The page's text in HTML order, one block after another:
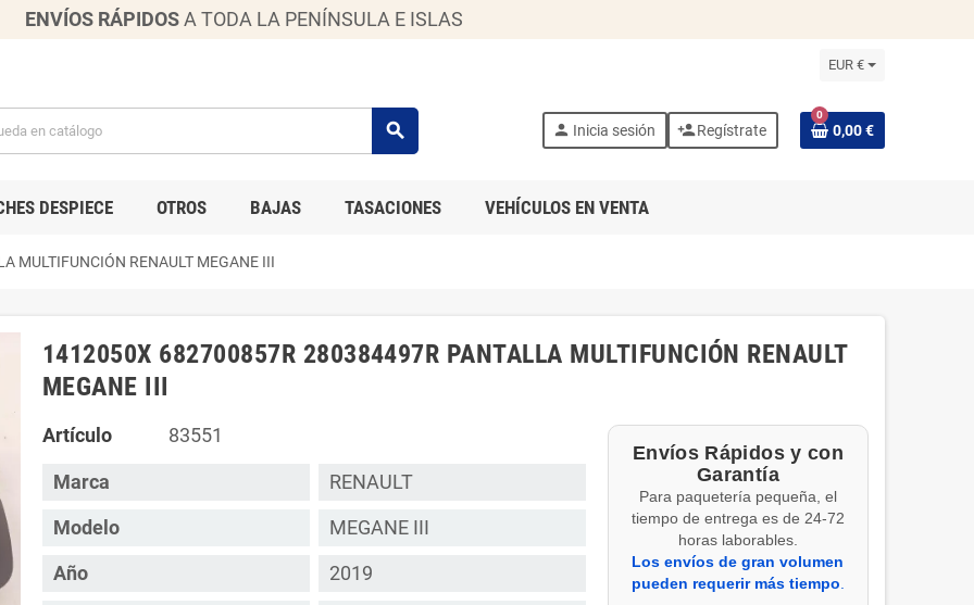
ENVÍOS RÁPIDOS A TODA LA PENÍNSULA E ISLAS
EUR €
search person Inicia sesión person_addRegístrate
0
0,00 €
DESPIECE OTROS BAJAS TASACIONES VEHÍCULOS EN VENTA
MULTIFUNCIÓN RENAULT MEGANE III
1412050X 682700857R 280384497R PANTALLA MULTIFUNCIÓN RENAULT
MEGANE III
Artículo 83551
Marca
RENAULT
Modelo
MEGANE III
Año
2019
Envíos Rápidos y con
Garantía
Para paquetería pequeña, el
tiempo de entrega es de 24-72
horas laborables.
Los envíos de gran volumen
pueden requerir más tiempo